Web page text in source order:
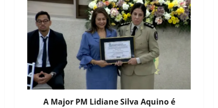
A Major PM Lidiane Silva Aquino é